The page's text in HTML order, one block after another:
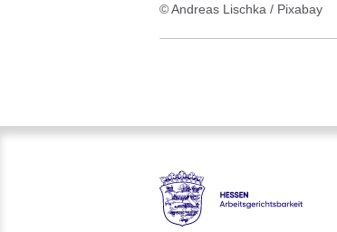
© Andreas Lischka / Pixabay